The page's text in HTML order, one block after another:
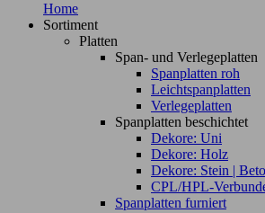
Home
Sortiment
Platten
Span- und Verlegeplatten
Spanplatten roh
Leichtspanplatten
Verlegeplatten
Spanplatten beschichtet
Dekore: Uni
Dekore: Holz
Dekore: Stein |
CPL/HPL-
Spanplatten furniert